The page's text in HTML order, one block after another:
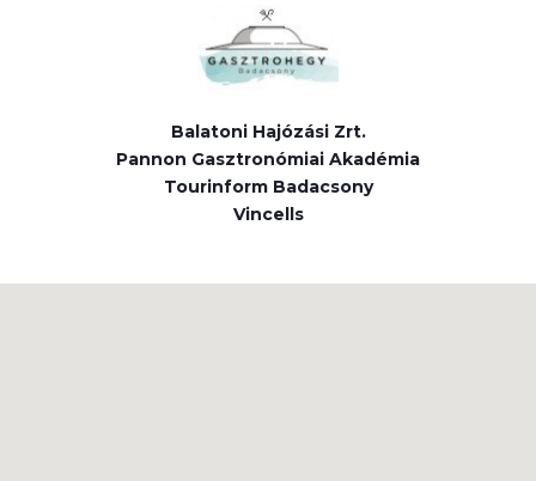
Balatoni Hajózási Zrt.
Pannon Gasztronómiai Akadémia
Tourinform Badacsony
Vincells